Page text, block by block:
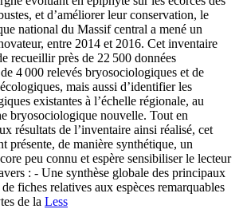
et d’améliorer leur conservation, le
national du Massif central a mené un
entre 2014 et 2016. Cet inventaire
recueillir près de 22 500 données
4 000 relevés bryosociologiques et de
mais aussi d’identifier les
existantes à l’échelle régionale, au
bryosociologique nouvelle. Tout en
résultats de l’inventaire ainsi réalisé, cet
présente, de manière synthétique, un
peu connu et espère sensibiliser le lecteur
: - Une synthèse globale des principaux
fiches relatives aux espèces remarquables
de la Less